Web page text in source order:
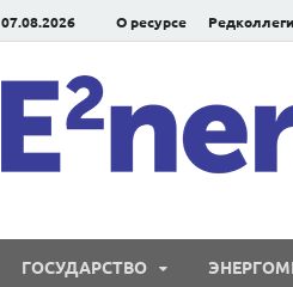
07.08.2026 О ресурсе
ГОСУДАРСТВО